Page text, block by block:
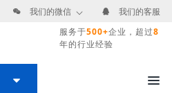
我们的微信
我们的客服
服务于500+企业，超过8
年的行业经验